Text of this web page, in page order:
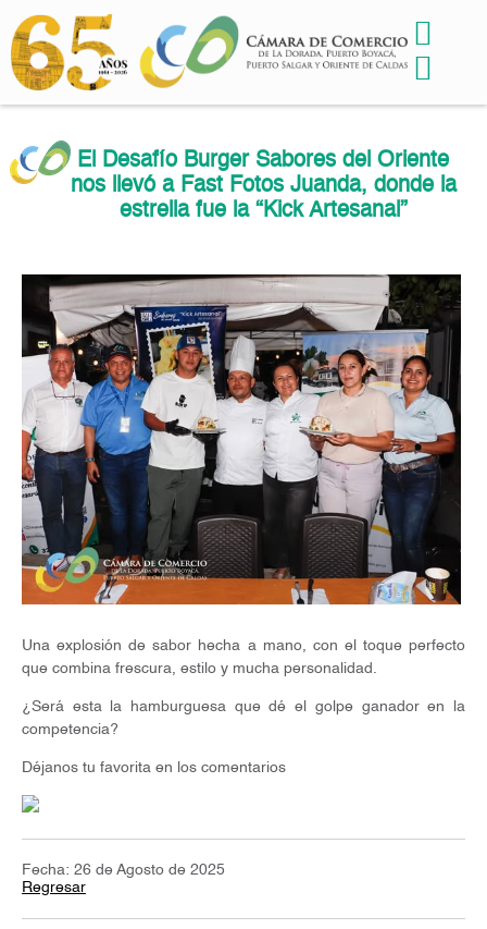
El Desafío Burger Sabores del Oriente
nos llevó a Fast Fotos Juanda, donde la
estrella fue la “Kick Artesanal”
Una explosión de sabor hecha a mano, con el toque perfecto
que combina frescura, estilo y mucha personalidad.
¿Será esta la hamburguesa que dé el golpe ganador en la
competencia?
Déjanos tu favorita en los comentarios
Fecha: 26 de Agosto de 2025
Regresar